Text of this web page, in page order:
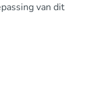
van dit